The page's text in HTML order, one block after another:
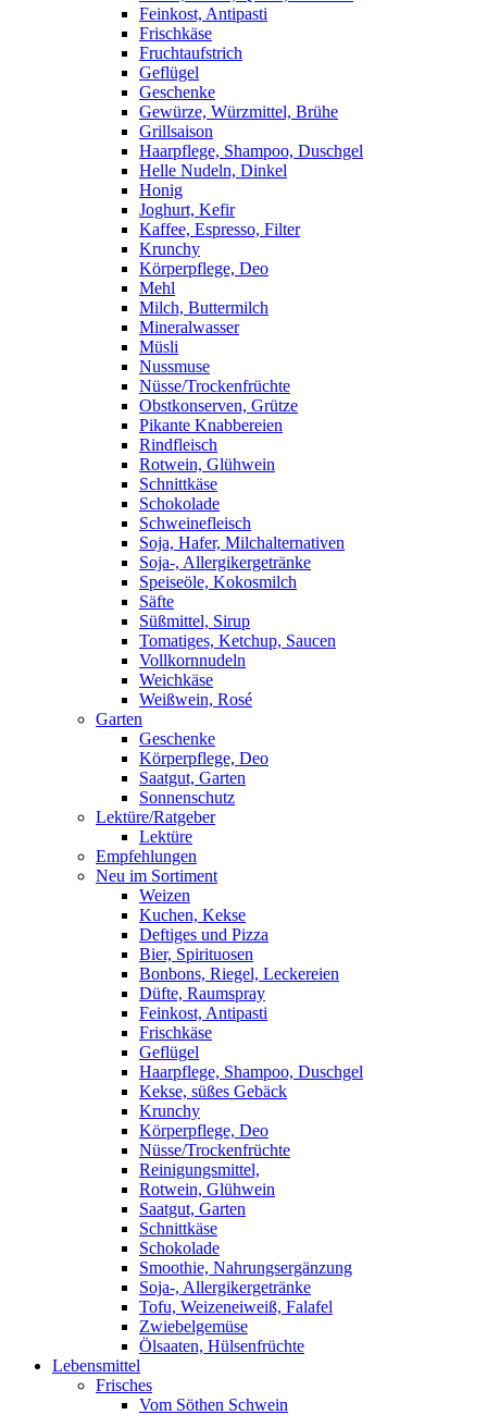
Feinkost, Antipasti
Frischkäse
Fruchtaufstrich
Geflügel
Geschenke
Gewürze, Würzmittel, Brühe
Grillsaison
Haarpflege, Shampoo, Duschgel
Helle Nudeln, Dinkel
Honig
Joghurt, Kefir
Kaffee, Espresso, Filter
Krunchy
Körperpflege, Deo
Mehl
Milch, Buttermilch
Mineralwasser
Müsli
Nussmuse
Nüsse/Trockenfrüchte
Obstkonserven, Grütze
Pikante Knabbereien
Rindfleisch
Rotwein, Glühwein
Schnittkäse
Schokolade
Schweinefleisch
Soja, Hafer, Milchalternativen
Soja-, Allergikergetränke
Speiseöle, Kokosmilch
Säfte
Süßmittel, Sirup
Tomatiges, Ketchup, Saucen
Vollkornnudeln
Weichkäse
Weißwein, Rosé
Garten
Geschenke
Körperpflege, Deo
Saatgut, Garten
Sonnenschutz
Lektüre/Ratgeber
Lektüre
Empfehlungen
Neu im Sortiment
Weizen
Kuchen, Kekse
Deftiges und Pizza
Bier, Spirituosen
Bonbons, Riegel, Leckereien
Düfte, Raumspray
Feinkost, Antipasti
Frischkäse
Geflügel
Haarpflege, Shampoo, Duschgel
Kekse, süßes Gebäck
Krunchy
Körperpflege, Deo
Nüsse/Trockenfrüchte
Reinigungsmittel,
Rotwein, Glühwein
Saatgut, Garten
Schnittkäse
Schokolade
Smoothie, Nahrungsergänzung
Soja-, Allergikergetränke
Tofu, Weizeneiweiß, Falafel
Zwiebelgemüse
Ölsaaten, Hülsenfrüchte
Lebensmittel
Frisches
Vom Söthen Schwein